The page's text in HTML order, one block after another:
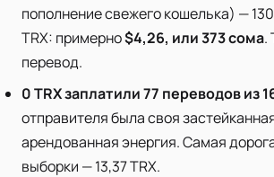
пополнение свежего кошелька) —
TRX: примерно$4,26, или 373 сома.
перевод.
0 TRX заплатили 77 переводов из
отправителя была своя
арендованная энергия. Самая
выборки — 13,37 TRX.